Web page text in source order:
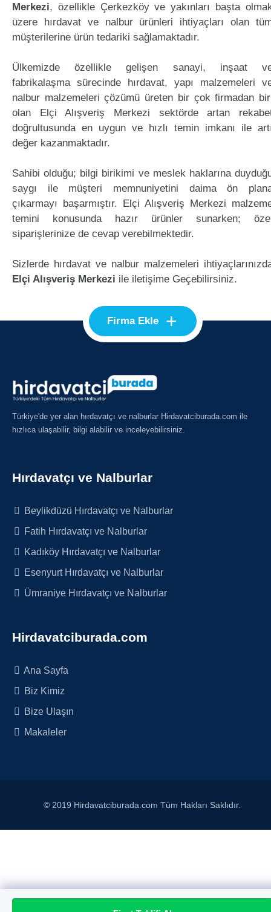
Merkezi, özellikle Çerkezköy ve yakınları başta
üzere hırdavat ve nalbur ürünleri ihtiyaçları olan
müşterilerine ürün tedariki sağlamaktadır.
Ülkemizde özellikle gelişen sanayi, inşaat
fabrikalaşma sürecinde hırdavat, yapı malzemeleri
nalbur malzemeleri çözümü üreten bir çok firmadan
olan Elçi Alışveriş Merkezi sektörde artan
doğrultusunda en uygun ve hızlı temin imkanı ile
değer kazanmaktadır.
Sahibi olduğu; bilgi birikimi ve meslek haklarına
saygı ile müşteri memnuniyetini daima ön
çıkarmayı başarmıştır. Elçi Alışveriş Merkezi
temini konusunda hazır ürünler sunarken;
siparişlerinize de cevap verebilmektedir.
Sizlerde hırdavat ve nalbur malzemeleri
Elçi Alışveriş Merkezi ile iletişime Geçebilirsiniz.
Firma Ekle +
Türkiye'de yer alan hırdavatçı ve nalburlar Hirdavatciburada.com ile
hızlıca ulaşabilir, bilgi alabilir ve inceleyebilirsiniz.
Hırdavatçı ve Nalburlar
Beylikdüzü Hırdavatçı ve Nalburlar
Fatih Hırdavatçı ve Nalburlar
Kadıköy Hırdavatçı ve Nalburlar
Esenyurt Hırdavatçı ve Nalburlar
Ümraniye Hırdavatçı ve Nalburlar
Hirdavatciburada.com
Ana Sayfa
Biz Kimiz
Bize Ulaşın
Makaleler
© 2019 Hirdavatciburada.com Tüm Hakları Saklıdır.